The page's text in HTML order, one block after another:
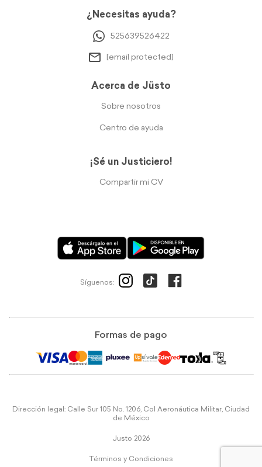
¿Necesitas ayuda?
525639526422
[email protected]
Acerca de Jüsto
Sobre nosotros
Centro de ayuda
¡Sé un Justiciero!
Compartir mi CV
Síguenos:
Formas de pago
Dirección legal: Calle Sur 105 No. 1206, Col Aeronáutica Militar, Ciudad
de México
Justo 2026
Términos y Condiciones